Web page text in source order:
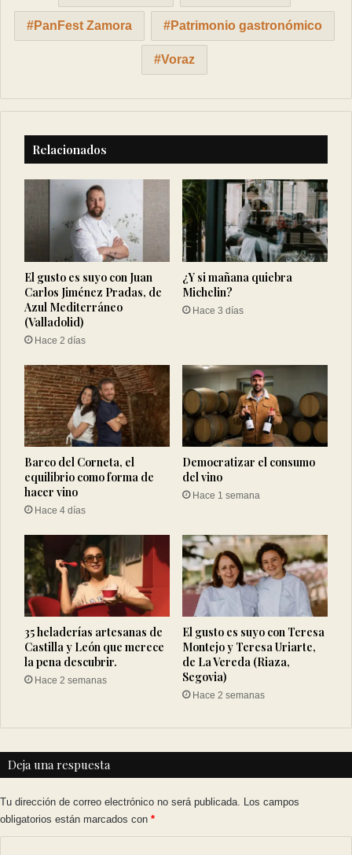
PanFest Zamora Patrimonio gastronómico
Voraz
Relacionados
El gusto es suyo con Juan
Carlos Jiménez Pradas, de
Azul Mediterráneo
(Valladolid)
Hace 2 días
¿Y si mañana quiebra
Michelin?
Hace 3 días
Barco del Corneta, el
equilibrio como forma de
hacer vino
Hace 4 días
Democratizar el consumo
del vino
Hace 1 semana
35 heladerías artesanas de
Castilla y León que merece
la pena descubrir.
Hace 2 semanas
El gusto es suyo con Teresa
Montejo y Teresa Uriarte,
de La Vereda (Riaza,
Segovia)
Hace 2 semanas
Deja una respuesta
Tu dirección de correo electrónico no será publicada. Los campos
obligatorios están marcados con *